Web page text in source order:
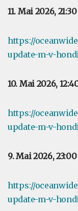
11. Mai 2026,
https://
update-m-v-
10. Mai 2026,
https://
update-m-v-
9. Mai 2026,
https://
update-m-v-